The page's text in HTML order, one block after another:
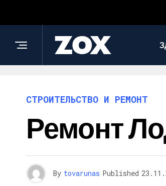
СТРОИТЕЛЬСТВО И РЕМОНТ
Ремонт
By tovarunas Published